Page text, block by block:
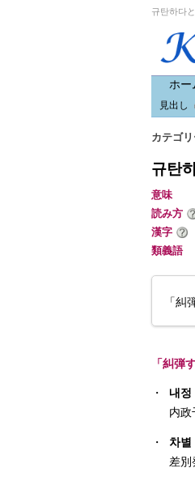
규탄하다
ホー
見出し
カテゴ
규탄
意味
読み方
漢字
類義語
「糾
「糾弾
・ 내정
内政
・ 차별
差別